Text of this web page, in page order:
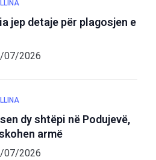
jep detaje për plagosjen e
07/2026
dy shtëpi në Podujevë,
armë
07/2026